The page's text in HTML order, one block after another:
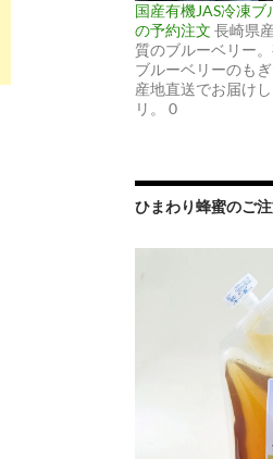
国産有機JAS冷凍ブ
の予約注文 長崎県
質のブルーベリー
ブルーベリーのも
産地直送でお届け
リ。 0
ひまわり蜂蜜のご